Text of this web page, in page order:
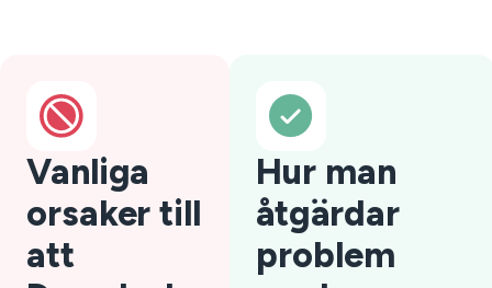
Vanliga
orsaker till
att
Hur man
åtgärdar
problem